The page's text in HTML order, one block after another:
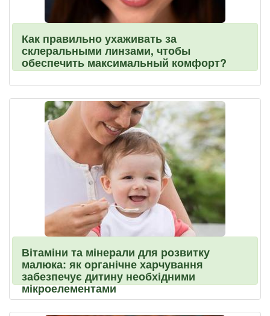
Как правильно ухаживать за
склеральными линзами, чтобы
обеспечить максимальный комфорт?
Вітаміни та мінерали для розвитку
малюка: як органічне харчування
забезпечує дитину необхідними
мікроелементами